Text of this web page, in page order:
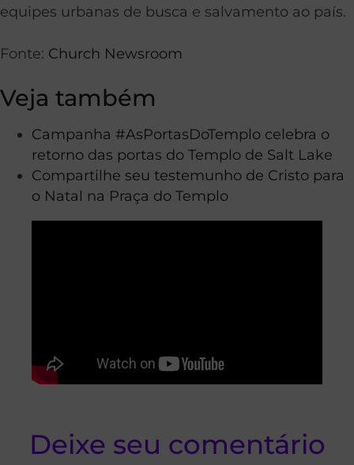
equipes urbanas de busca e salvamento ao país.
Fonte: Church Newsroom
Veja também
Campanha #AsPortasDoTemplo celebra o
retorno das portas do Templo de Salt Lake
Compartilhe seu testemunho de Cristo para
o Natal na Praça do Templo
Deixe seu comentário